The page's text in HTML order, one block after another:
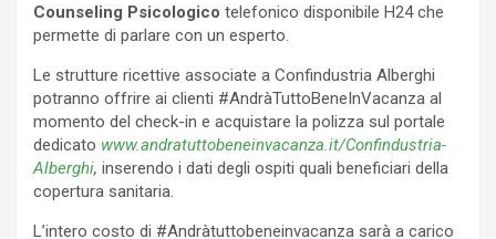
Counseling Psicologico telefonico disponibile H24 che
permette di parlare con un esperto.
Le strutture ricettive associate a Confindustria Alberghi
potranno offrire ai clienti #AndràTuttoBeneInVacanza al
momento del check-in e acquistare la polizza sul portale
dedicato www.andratuttobeneinvacanza.it/Confindustria-
Alberghi, inserendo i dati degli ospiti quali beneficiari della
copertura sanitaria.
L’intero costo di #Andràtuttobeneinvacanza sarà a carico